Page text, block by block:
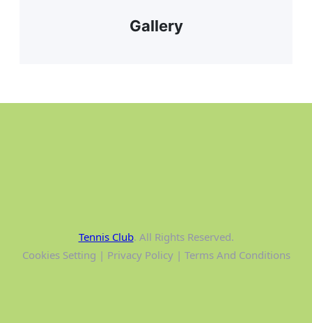
Gallery
Tennis Club. All Rights Reserved.
Cookies Setting | Privacy Policy | Terms And Conditions